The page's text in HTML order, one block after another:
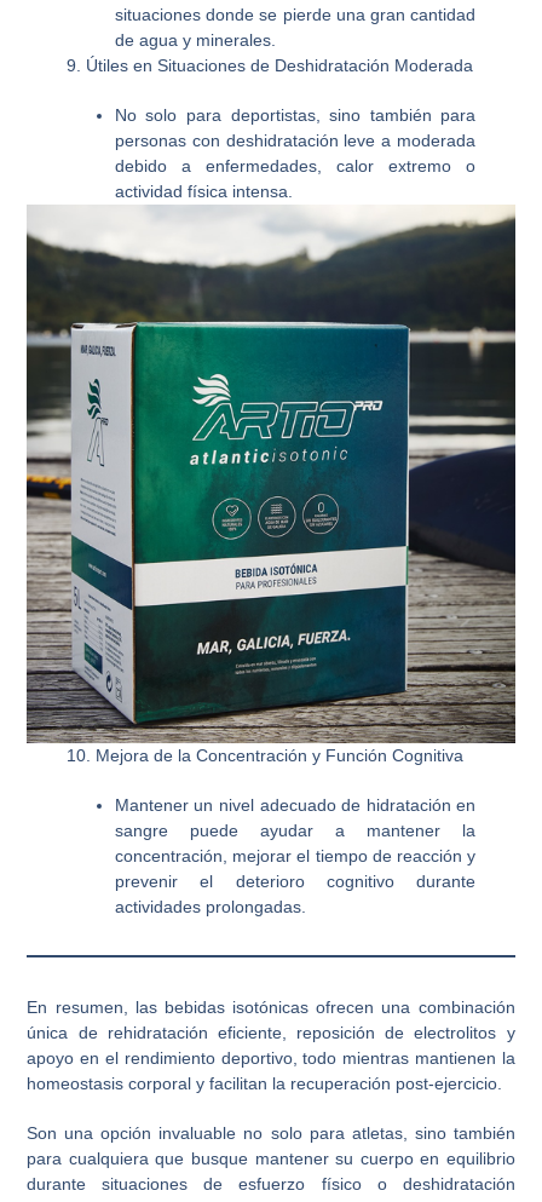
situaciones donde se pierde una gran cantidad
de agua y minerales.
9. Útiles en Situaciones de Deshidratación Moderada
No solo para deportistas, sino también para
personas con deshidratación leve a moderada
debido a enfermedades, calor extremo o
actividad física intensa.
10. Mejora de la Concentración y Función Cognitiva
Mantener un nivel adecuado de hidratación en
sangre puede ayudar a mantener la
concentración, mejorar el tiempo de reacción y
prevenir el deterioro cognitivo durante
actividades prolongadas.
En resumen, las bebidas isotónicas ofrecen una combinación
única de rehidratación eficiente, reposición de electrolitos y
apoyo en el rendimiento deportivo, todo mientras mantienen la
homeostasis corporal y facilitan la recuperación post-ejercicio.
Son una opción invaluable no solo para atletas, sino también
para cualquiera que busque mantener su cuerpo en equilibrio
durante situaciones de esfuerzo físico o deshidratación